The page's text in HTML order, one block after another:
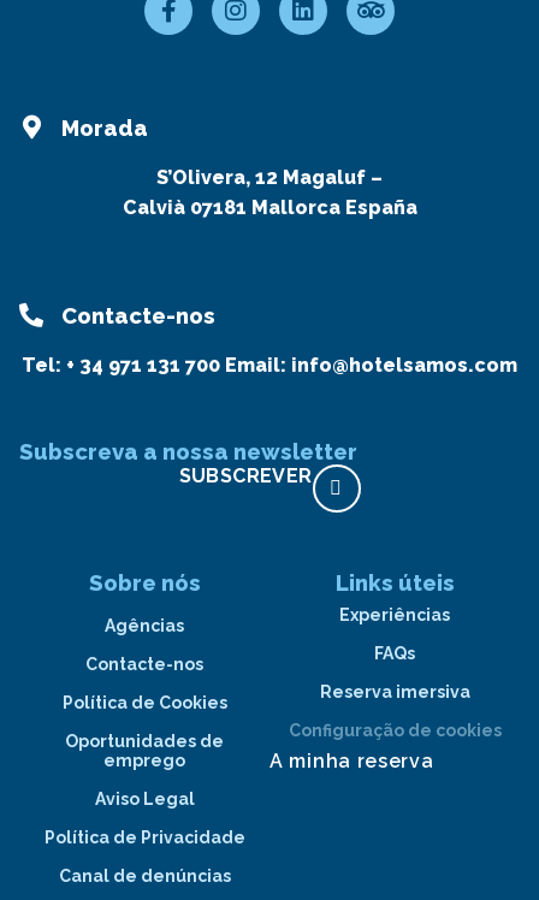
Morada
S’Olivera, 12 Magaluf –
Calvià 07181 Mallorca España
Contacte-nos
Tel: + 34 971 131 700 Email: info@hotelsamos.com
Subscreva a nossa newsletter
SUBSCREVER
Sobre nós
Agências
Contacte-nos
Política de Cookies
Oportunidades de
emprego
Aviso Legal
Política de Privacidade
Canal de denúncias
Links úteis
Experiências
FAQs
Reserva imersiva
Configuração de cookies
A minha reserva